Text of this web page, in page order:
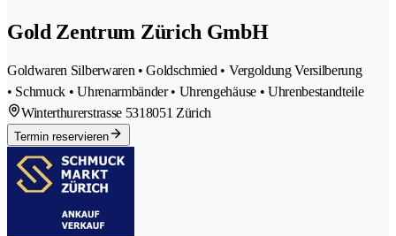
Gold Zentrum Zürich GmbH
Goldwaren Silberwaren • Goldschmied • Vergoldung Versilberung
• Schmuck • Uhrenarmbänder • Uhrengehäuse • Uhrenbestandteile
Winterthurerstrasse 5318051 Zürich
Termin reservieren